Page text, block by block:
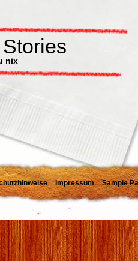
nix
Impressum Sample